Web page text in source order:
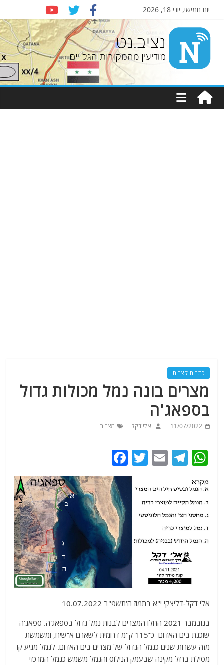
יום חמישי, יוני 18, 2026
Nziv.net
מודיעין
מהמקורות
כתבות קצרות
מצרים בונה נמל מכולות גדול
בספאג'ה
11/07/2022 אלי דקל מצרים
W
at
s
A
p
p
T
e
g
ra
m
E
ai
l
T
w
itt
er
a
c
e
b
o
o
k
אלי דקל-דליצקי י"א בתמוז ה'תשפ"ב 10.07.2022
בנובמבר 2021 החלו המצרים לבנות נמל גדול בספאג'ה. ספאג'ה
שוכנת בים האדום כ־115 ק"מ דרומית לשארם א־שיח, ומשמשת
מזה עשרות שנים כנמל הגדול של מצרים בים האדום. לנמל מגיע קו
מסילת ברזל מקינה שבעמק הנילוס והנמל משמש כנמל המרכזי